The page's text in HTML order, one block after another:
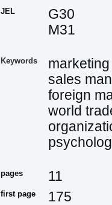
JEL
G30
M31
Keywords
sales
foreign
world
pages 11
first page 175